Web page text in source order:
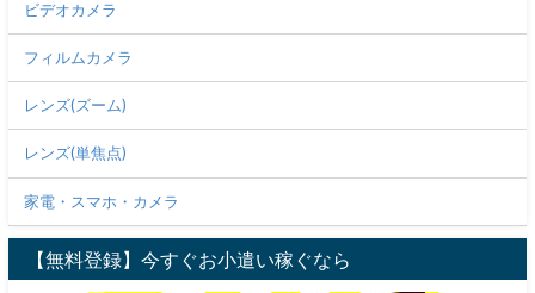
ビデオカメラ
フィルムカメラ
レンズ(ズーム)
レンズ(単焦点)
家電・スマホ・カメラ
【無料登録】今すぐお小遣い稼ぐなら